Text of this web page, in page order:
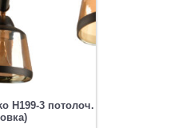
H199-3 потолоч.